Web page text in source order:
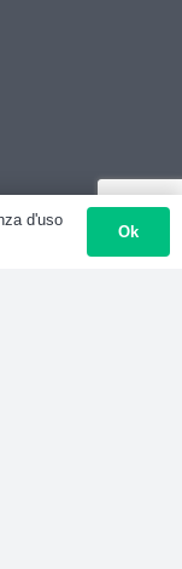
d'uso
Ok